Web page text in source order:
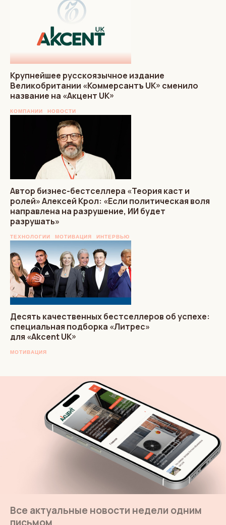
Крупнейшее русскоязычное издание
Великобритании «Коммерсантъ UK» сменило
название на «Акцент UK»
КОМПАНИИ НОВОСТИ
Автор бизнес-бестселлера «Теория каст и
ролей» Алексей Крол: «Если политическая воля
направлена на разрушение, ИИ будет
разрушать»
ТЕХНОЛОГИИ МОТИВАЦИЯ ИНТЕРВЬЮ
Десять качественных бестселлеров об успехе:
специальная подборка «Литрес»
для «Akcent UK»
МОТИВАЦИЯ
Все актуальные новости недели одним
письмом